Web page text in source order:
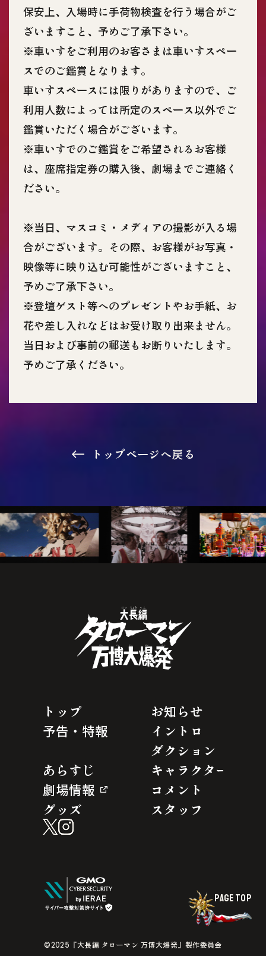
保安上、入場時に手荷物検査を行う場合がご
ざいますこと、予めご了承下さい。
※車いすをご利用のお客さまは車いすスペー
スでのご鑑賞となります。
車いすスペースには限りがありますので、ご
利用人数によっては所定のスペース以外でご
鑑賞いただく場合がございます。
※車いすでのご鑑賞をご希望されるお客様
は、座席指定券の購入後、劇場までご連絡く
ださい。
※当日、マスコミ・メディアの撮影が入る場
合がございます。その際、お客様がお写真・
映像等に映り込む可能性がございますこと、
予めご了承下さい。
※登壇ゲスト等へのプレゼントやお手紙、お
花や差し入れなどはお受け取り出来ません。
当日および事前の郵送もお断りいたします。
予めご了承ください。
トップページへ戻る
トップ
お知らせ
予告・特報
イントロ
ダクション
あらすじ
キャラクター
劇場情報
コメント
グッズ
スタッフ
©2025『大長編 タローマン 万博大爆発』製作委員会